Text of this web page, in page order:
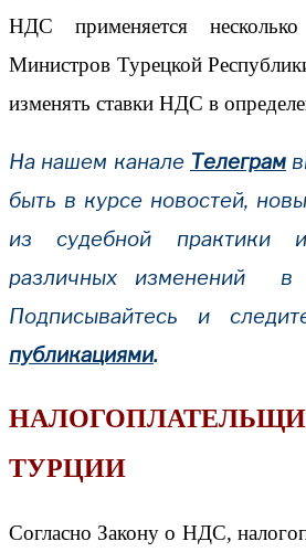
НДС применяется
Министров Турецкой
изменять ставки НДС в
На нашем канале Телеграм
быть в курсе новостей,
из судебной практики
различных изменений в
Подписывайтесь и
публикациями.
ТУРЦИИ
Согласно Закону о НДС,